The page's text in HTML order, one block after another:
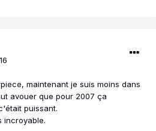
maintenant je suis moins dans
avouer que pour 2007 ça
puissant.
incroyable.